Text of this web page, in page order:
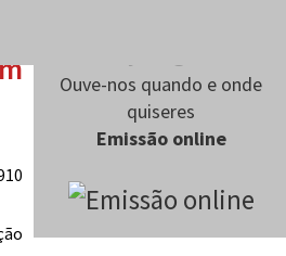
Ouve-nos quando e onde
quiseres
Emissão online